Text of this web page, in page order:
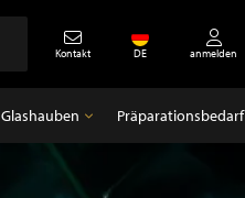
Kontakt DE anmelden
Glashauben
Glashauben
Präparationsbedarf